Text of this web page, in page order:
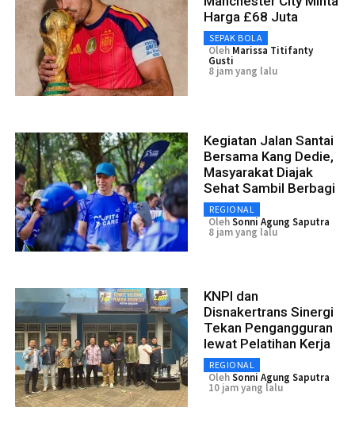
Harga £68 Juta
SEPAK BOLA
Oleh Marissa Titifanty
Gusti
8 jam yang lalu
Kegiatan Jalan Santai
Bersama Kang Dedie,
Masyarakat Diajak
Sehat Sambil Berbagi
REGIONAL
OlehSonni Agung Saputra
8 jam yang lalu
KNPI dan
Disnakertrans Sinergi
Tekan Pengangguran
lewat Pelatihan Kerja
REGIONAL
OlehSonni Agung Saputra
10 jam yang lalu